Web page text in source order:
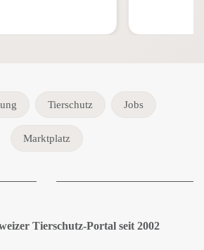
Tierschutz Jobs
Marktplatz
Tierschutz-Portal seit 2002